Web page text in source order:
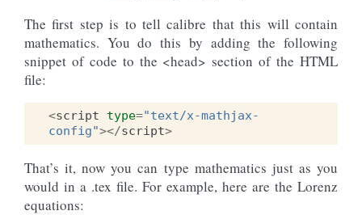
The first step is to tell calibre that this will contain
mathematics. You do this by adding the following
snippet of code to the <head> section of the HTML
file:
<script type="text/x-mathjax-
config"></script>
That’s it, now you can type mathematics just as you
would in a .tex file. For example, here are the Lorenz
equations: